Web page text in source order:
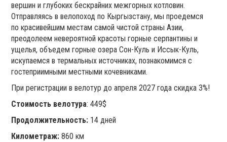
вершин и глубоких бескрайних межгорных котловин.
Отправляясь в велопоход по Кыргызстану, мы проедемся
по красивейшим местам самой чистой страны Азии,
преодолеем невероятной красоты горные серпантины и
ущелья, объедем горные озера Сон-Куль и Иссык-Куль,
искупаемся в термальных источниках, познакомимся с
гостеприимными местными кочевниками.
При регистрации в велотур до апреля 2027 года скидка 3%!
Стоимость велотура: 449$
Продолжительность: 14 дней
Километраж: 860 км